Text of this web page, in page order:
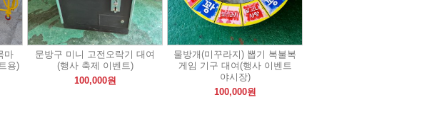
마
용)
문방구 미니 고전오락기 대여
(행사 축제 이벤트)
100,000원
물방개(미꾸라지) 뽑기 복불복
게임 기구 대여(행사 이벤트
야시장)
100,000원